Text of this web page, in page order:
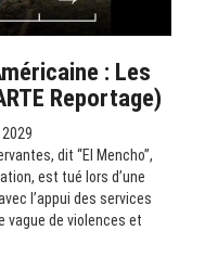
: Les
Reportage)
dit “El Mencho”,
est tué lors d’une
l’appui des services
vague de violences et